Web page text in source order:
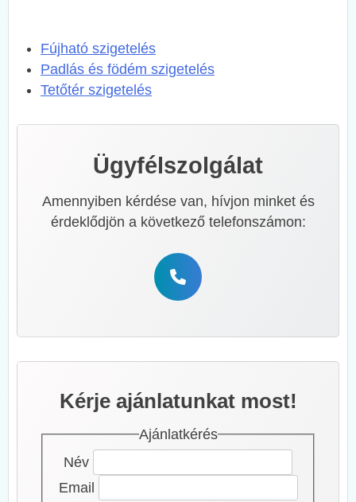
Fújható szigetelés
Padlás és födém szigetelés
Tetőtér szigetelés
Ügyfélszolgálat
Amennyiben kérdése van, hívjon minket és
érdeklődjön a következő telefonszámon:
Kérje ajánlatunkat most!
Ajánlatkérés
Név
Email